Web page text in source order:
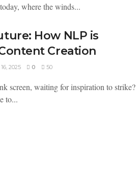
where the winds...
How NLP is
Creation
2025 0 50
screen, waiting for inspiration to strike?
to...